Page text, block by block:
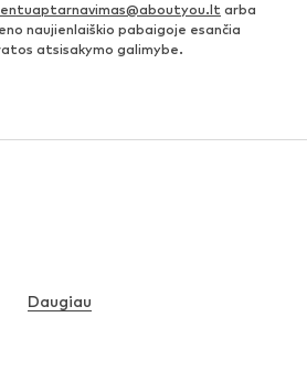
arba
naujienlaiškio pabaigoje esančia
atsisakymo galimybe.
Daugiau